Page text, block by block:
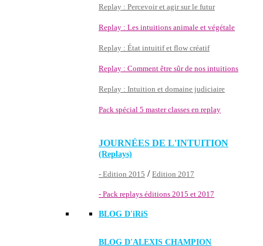
Replay : Percevoir et agir sur le futur
Replay : Les intuitions animale et végétale
Replay : État intuitif et flow créatif
Replay : Comment être sûr de nos intuitions
Replay : Intuition et domaine judiciaire
Pack spécial 5 master classes en replay
JOURNÉES DE L'INTUITION
(Replays)
- Edition 2015 / Edition 2017
- Pack replays éditions 2015 et 2017
BLOG D'iRiS
BLOG D'ALEXIS CHAMPION